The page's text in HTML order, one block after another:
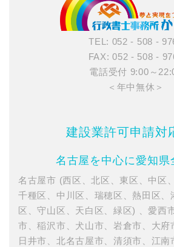
TEL: 052 - 508 -
FAX: 052 - 508 -
電話受付 9:00～
＜年中無休＞
建設業許可申請対
名古屋を中心に愛知県
名古屋市 (西区、北区、東区、中区
千種区、中川区、瑞穂区、熱田区、
区、守山区、天白区、緑区) 、愛西
市、稲沢市、犬山市、岩倉市、大府
日井市、北名古屋市、清須市、江南